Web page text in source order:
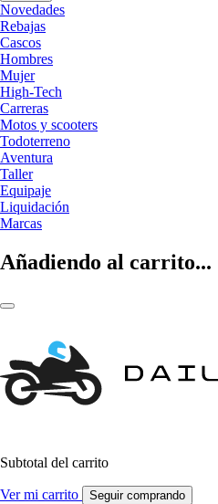
Novedades
Rebajas
Cascos
Hombres
Mujer
High-Tech
Carreras
Motos y scooters
Todoterreno
Aventura
Taller
Equipaje
Liquidación
Marcas
Añadiendo al carrito...
Subtotal del carrito
Ver mi carrito Seguir comprando